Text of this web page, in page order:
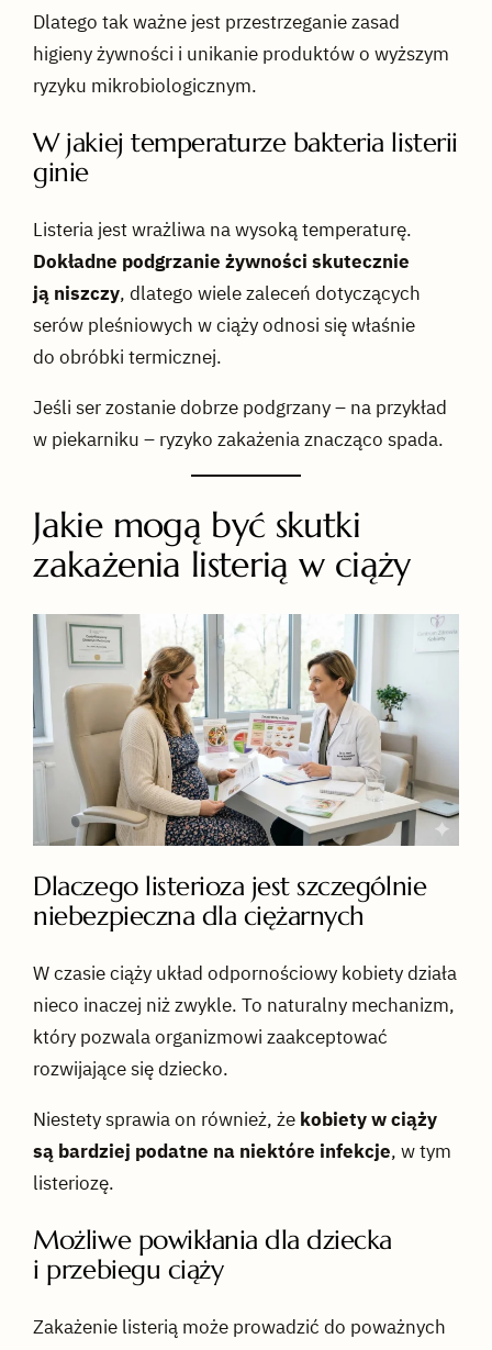
Dlatego tak ważne jest przestrzeganie zasad
higieny żywności i unikanie produktów o wyższym
ryzyku mikrobiologicznym.
W jakiej temperaturze bakteria listerii
ginie
Listeria jest wrażliwa na wysoką temperaturę.
Dokładne podgrzanie żywności skutecznie
ją niszczy, dlatego wiele zaleceń dotyczących
serów pleśniowych w ciąży odnosi się właśnie
do obróbki termicznej.
Jeśli ser zostanie dobrze podgrzany – na przykład
w piekarniku – ryzyko zakażenia znacząco spada.
Jakie mogą być skutki
zakażenia listerią w ciąży
Dlaczego listerioza jest szczególnie
niebezpieczna dla ciężarnych
W czasie ciąży układ odpornościowy kobiety działa
nieco inaczej niż zwykle. To naturalny mechanizm,
który pozwala organizmowi zaakceptować
rozwijające się dziecko.
Niestety sprawia on również, że kobiety w ciąży
są bardziej podatne na niektóre infekcje, w tym
listeriozę.
Możliwe powikłania dla dziecka
i przebiegu ciąży
Zakażenie listerią może prowadzić do poważnych